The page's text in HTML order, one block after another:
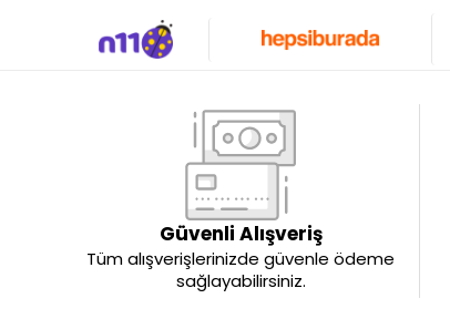
Güvenli Alışveriş
Tüm alışverişlerinizde güvenle ödeme
sağlayabilirsiniz.